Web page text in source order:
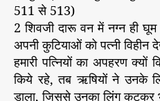
511 से 513)
2 शिवजी दारू वन में नग्न ही
अपनी कुटियाओं को पत्नी
हमारी पत्नियों का अपहरण क्यों
किये रहे, तब ऋषियों ने उनके
डाला, जिससे उनका लिंग